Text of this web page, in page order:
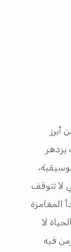
أبرز
لا تتوقف
المغامرة
لا
فيه